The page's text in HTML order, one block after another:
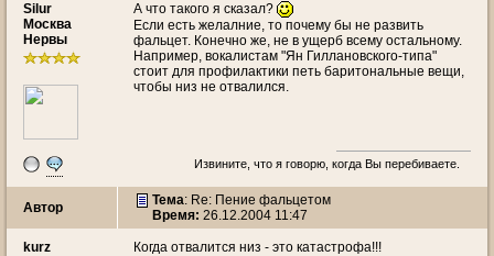
Silur
Москва
Нервы
А что такого я сказал?
Если есть желалние, то почему бы не развить
фальцет. Конечно же, не в ущерб всему остальному.
Например, вокалистам "Ян Гиллановского-типа"
стоит для профилактики петь баритональные вещи,
чтобы низ не отвалился.
Извините, что я говорю, когда Вы перебиваете.
Автор Тема: Re: Пение фальцетом
Время: 26.12.2004 11:47
kurz Когда отвалится низ - это катастрофа!!!